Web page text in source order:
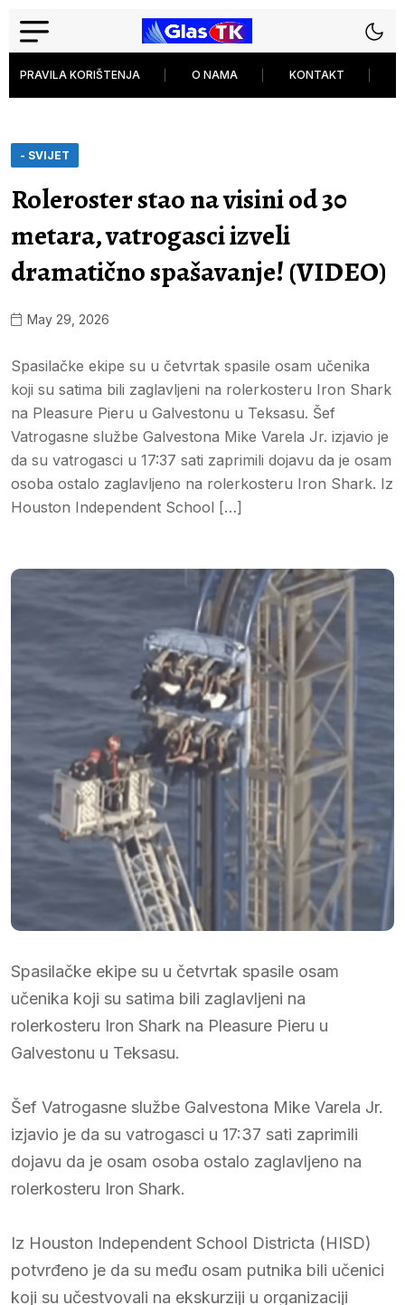
PRAVILA KORIŠTENJA O NAMA KONTAKT
- SVIJET
Roleroster stao na visini od 30
metara, vatrogasci izveli
dramatično spašavanje! (VIDEO)
May 29, 2026
Spasilačke ekipe su u četvrtak spasile osam učenika
koji su satima bili zaglavljeni na rolerkosteru Iron Shark
na Pleasure Pieru u Galvestonu u Teksasu. Šef
Vatrogasne službe Galvestona Mike Varela Jr. izjavio je
da su vatrogasci u 17:37 sati zaprimili dojavu da je osam
osoba ostalo zaglavljeno na rolerkosteru Iron Shark. Iz
Houston Independent School […]
Spasilačke ekipe su u četvrtak spasile osam
učenika koji su satima bili zaglavljeni na
rolerkosteru Iron Shark na Pleasure Pieru u
Galvestonu u Teksasu.
Šef Vatrogasne službe Galvestona Mike Varela Jr.
izjavio je da su vatrogasci u 17:37 sati zaprimili
dojavu da je osam osoba ostalo zaglavljeno na
rolerkosteru Iron Shark.
Iz Houston Independent School Districta (HISD)
potvrđeno je da su među osam putnika bili učenici
koji su učestvovali na ekskurziji u organizaciji